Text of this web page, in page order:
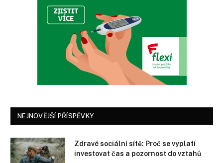
NEJNOVĚJŠÍ PŘÍSPĚVKY
Zdravé sociální sítě: Proč se vyplatí
investovat čas a pozornost do vztahů